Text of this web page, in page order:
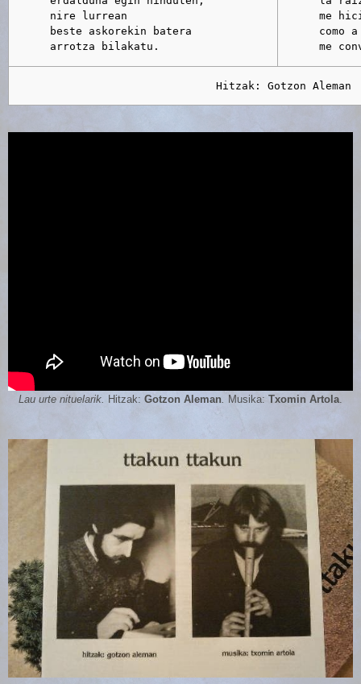
      nire lurrean
      beste askorekin batera
me
como a
Lau urte nituelarik. Hitzak: Gotzon Aleman Musika: Txomin Artola